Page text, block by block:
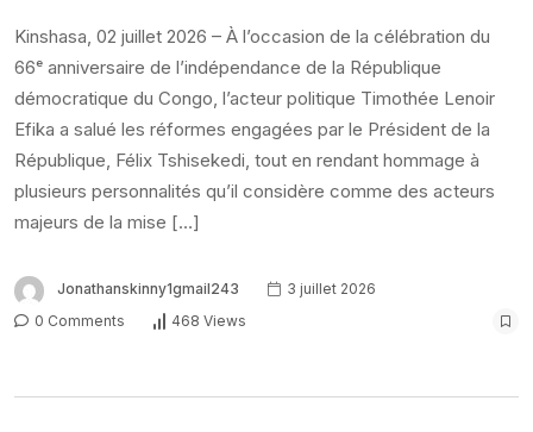
Kinshasa, 02 juillet 2026 – À l’occasion de la célébration du
66ᵉ anniversaire de l’indépendance de la République
démocratique du Congo, l’acteur politique Timothée Lenoir
Efika a salué les réformes engagées par le Président de la
République, Félix Tshisekedi, tout en rendant hommage à
plusieurs personnalités qu’il considère comme des acteurs
majeurs de la mise […]
Jonathanskinny1gmail243
3 juillet 2026
0 Comments
468 Views